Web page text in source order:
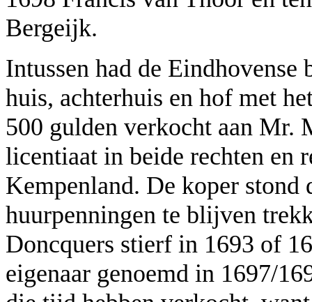
Bergeijk.
Intussen had de
huis, achterhuis en hof met
500 gulden verkocht aan Mr.
licentiaat in beide rechten en
Kempenland. De koper
huurpenningen te blijven
Doncquers stierf in 1693 of
eigenaar genoemd in 1697/